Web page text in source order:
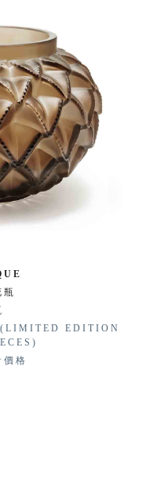
瓶
EDITION
價格